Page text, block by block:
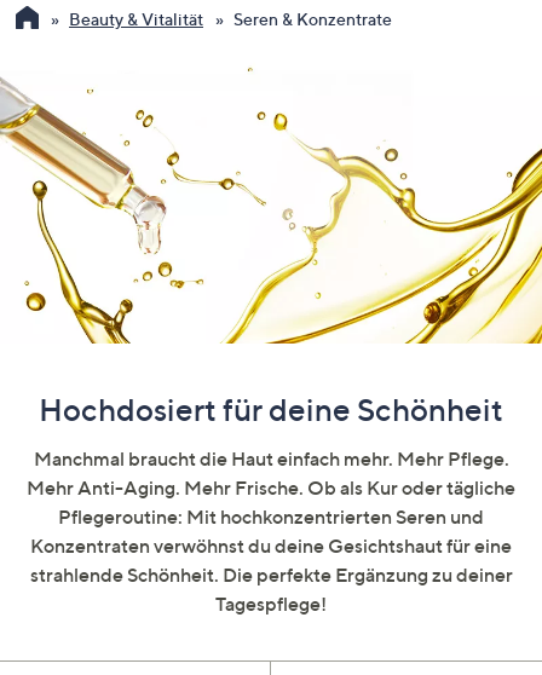
Sie
nach
oben
und
nach
unten
oder
wischen
Sie
nach
links
bzw.
rechts,
um
diese
Beauty & Vitalität Seren & Konzentrate
Hochdosiert für deine Schönheit
Manchmal braucht die Haut einfach mehr. Mehr Pflege.
Mehr Anti-Aging. Mehr Frische. Ob als Kur oder tägliche
Pflegeroutine: Mit hochkonzentrierten Seren und
Konzentraten verwöhnst du deine Gesichtshaut für eine
strahlende Schönheit. Die perfekte Ergänzung zu deiner
Tagespflege!